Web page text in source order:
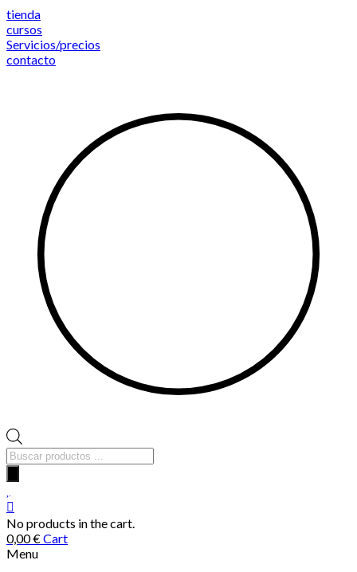
Saltar
al
contenido
tienda
cursos
Servicios/precios
contacto
Búsqueda
de
productos
No products in the cart.
0,00€Cart
Menu